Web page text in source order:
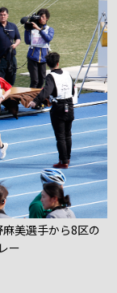
麻美選手から8区の
ー